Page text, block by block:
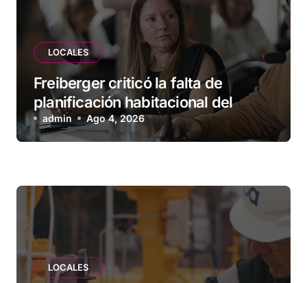
LOCALES
Freiberger criticó la falta de
planificación habitacional del
Municipio: “Vuoto deja afuera a
vecinos que llevan más de 20 años
admin Ago 4, 2026
LOCALES